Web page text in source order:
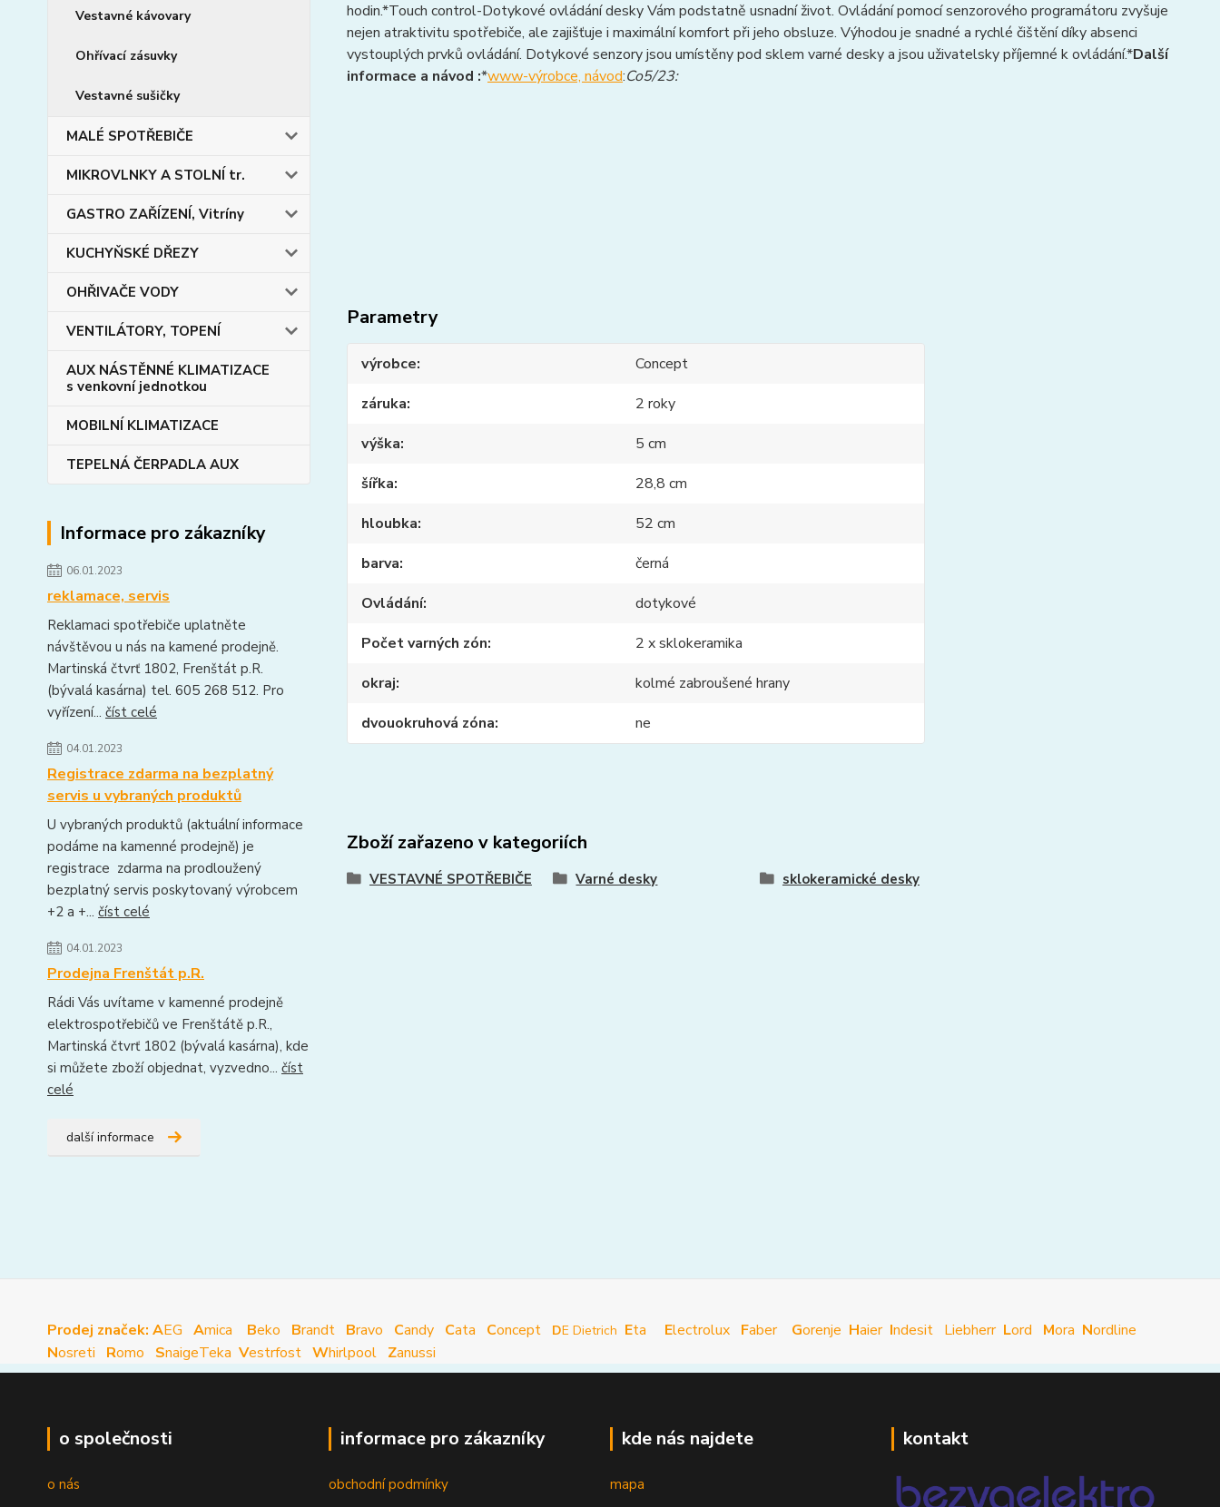
Vestavné kávovary
Ohřívací zásuvky
Vestavné sušičky
MALÉ SPOTŘEBIČE
MIKROVLNKY A STOLNÍ tr.
GASTRO ZAŘÍZENÍ, Vitríny
KUCHYŇSKÉ DŘEZY
OHŘIVAČE VODY
VENTILÁTORY, TOPENÍ
AUX NÁSTĚNNÉ KLIMATIZACE
s venkovní jednotkou
MOBILNÍ KLIMATIZACE
TEPELNÁ ČERPADLA AUX
Informace pro zákazníky
06.01.2023
reklamace, servis
Reklamaci spotřebiče uplatněte
návštěvou u nás na kamené prodejně.
Martinská čtvrť 1802, Frenštát p.R.
(bývalá kasárna) tel. 605 268 512. Pro
vyřízení... číst celé
04.01.2023
Registrace zdarma na bezplatný
servis u vybraných produktů
U vybraných produktů (aktuální informace
podáme na kamenné prodejně) je
registrace zdarma na prodloužený
bezplatný servis poskytovaný výrobcem
+2 a +... číst celé
04.01.2023
Prodejna Frenštát p.R.
Rádi Vás uvítame v kamenné prodejně
elektrospotřebičů ve Frenštátě p.R.,
Martinská čtvrť 1802 (bývalá kasárna), kde
si můžete zboží objednat, vyzvedno... číst
celé
další informace
hodin.*Touch control-Dotykové ovládání desky Vám podstatně usnadní život. Ovládání pomocí senzorového programátoru zvyšuje
nejen atraktivitu spotřebiče, ale zajišťuje i maximální komfort při jeho obsluze. Výhodou je snadné a rychlé čištění díky absenci
vystouplých prvků ovládání. Dotykové senzory jsou umístěny pod sklem varné desky a jsou uživatelsky příjemné k ovládání.*Další
informace a návod :*www-výrobce, návod:Co5/23:
Parametry
výrobce
Concept
záruka
2 roky
výška
5 cm
šířka
28,8 cm
hloubka
52 cm
barva
černá
Ovládání
dotykové
Počet varných zón
2 x sklokeramika
okraj
kolmé zabroušené hrany
dvouokruhová zóna
ne
Zboží zařazeno v kategoriích
VESTAVNÉ SPOTŘEBIČE Varné desky sklokeramické desky
Prodej značek: AEG Amica Beko Brandt Bravo Candy Cata Concept DE Dietrich Eta Electrolux Faber Gorenje Haier Indesit Liebherr Lord Mora Nordline
Nosreti Romo SnaigeTeka Vestrfost Whirlpool Zanussi
o společnosti
o nás
informace pro zákazníky
obchodní podmínky
kde nás najdete
mapa
kontakt